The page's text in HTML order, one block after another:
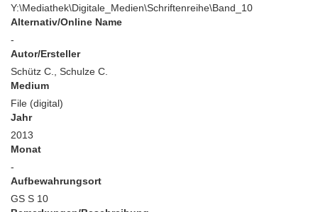
Y:\Mediathek\Digitale_Medien\Schriftenreihe\Band_10
Alternativ/Online Name
-
Autor/Ersteller
Schütz C., Schulze C.
Medium
File (digital)
Jahr
2013
Monat
-
Aufbewahrungsort
GS S 10